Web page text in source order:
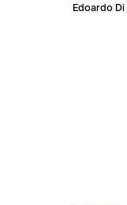
detto
Edoardo